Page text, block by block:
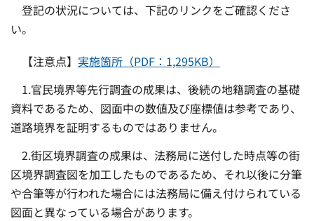
登記の状況については、下記のリンクをご確認くださ
い。
【注意点】 実施箇所（PDF：1,295KB）
1.官民境界等先行調査の成果は、後続の地籍調査の基礎
資料であるため、図面中の数値及び座標値は参考であり、
道路境界を証明するものではありません。
2.街区境界調査の成果は、法務局に送付した時点等の街
区境界調査図を加工したものであるため、それ以後に分筆
や合筆等が行われた場合には法務局に備え付けられている
図面と異なっている場合があります。